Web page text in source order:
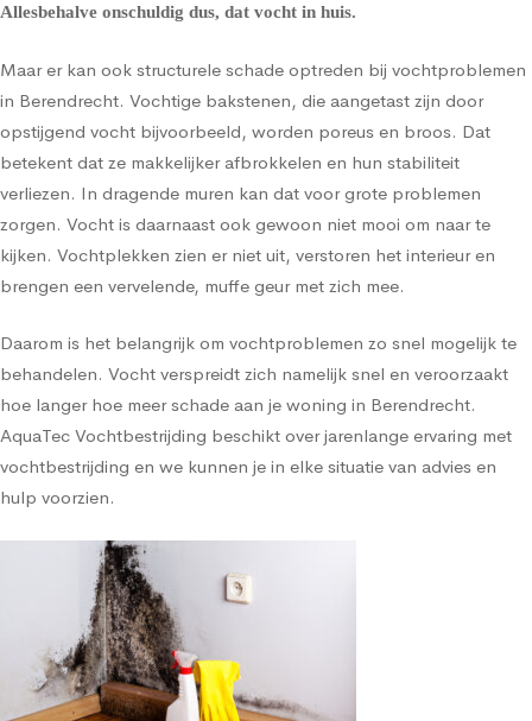
Allesbehalve onschuldig dus, dat vocht in huis.
Maar er kan ook structurele schade optreden bij vochtproblemen
in Berendrecht. Vochtige bakstenen, die aangetast zijn door
opstijgend vocht bijvoorbeeld, worden poreus en broos. Dat
betekent dat ze makkelijker afbrokkelen en hun stabiliteit
verliezen. In dragende muren kan dat voor grote problemen
zorgen. Vocht is daarnaast ook gewoon niet mooi om naar te
kijken. Vochtplekken zien er niet uit, verstoren het interieur en
brengen een vervelende, muffe geur met zich mee.
Daarom is het belangrijk om vochtproblemen zo snel mogelijk te
behandelen. Vocht verspreidt zich namelijk snel en veroorzaakt
hoe langer hoe meer schade aan je woning in Berendrecht.
AquaTec Vochtbestrijding beschikt over jarenlange ervaring met
vochtbestrijding en we kunnen je in elke situatie van advies en
hulp voorzien.